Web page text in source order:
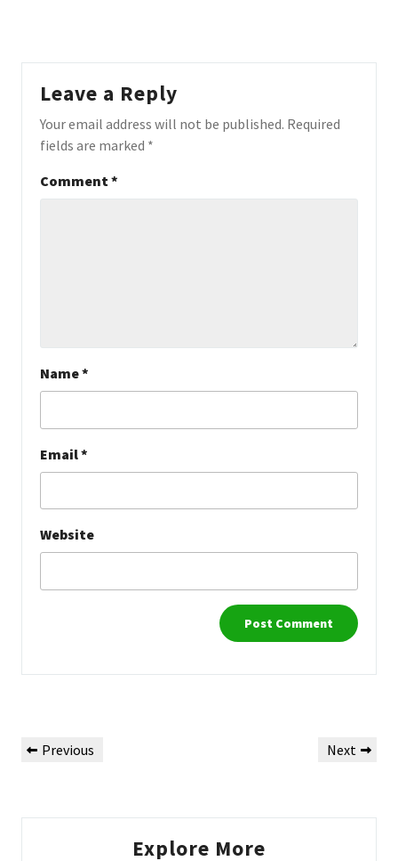
Leave a Reply
Your email address will not be published. Required
fields are marked *
Comment*
Name*
Email*
Website
navigation
Previous
Previous
Next
Next
Explore More